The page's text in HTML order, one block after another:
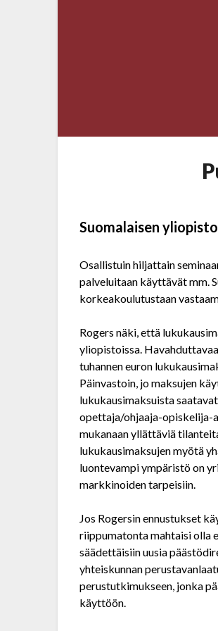
Suomalaisen
Osallistuin hiljattain
palveluitaan käyttävät mm.
korkeakoulutustaan
Rogers näki, että
yliopistoissa.
tuhannen euron
Päinvastoin, jo maksujen
lukukausimaksuista
opettaja/ohjaaja-opiskelija-
mukanaan yllättäviä
lukukausimaksujen myötä
luontevampi ympäristö on
markkinoiden tarpeisiin.
Jos Rogersin ennustukset
riippumatonta mahtaisi olla
säädettäisiin uusia
yhteiskunnan
perustutkimukseen, jonka
käyttöön.